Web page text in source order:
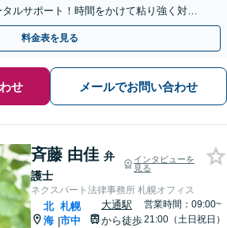
ルサポート！時間をかけて粘り強く対応
【西18丁目駅3分】
料金表を見る
せ メールでお問い合わせ
斉藤 由佳 弁
護士
インタビューを
見る
ネクスパート法律事務所 札幌オフィス
北
海 |
札幌
市中
大通駅
から徒歩
営業時間：09:00~
21:00（土日祝日）